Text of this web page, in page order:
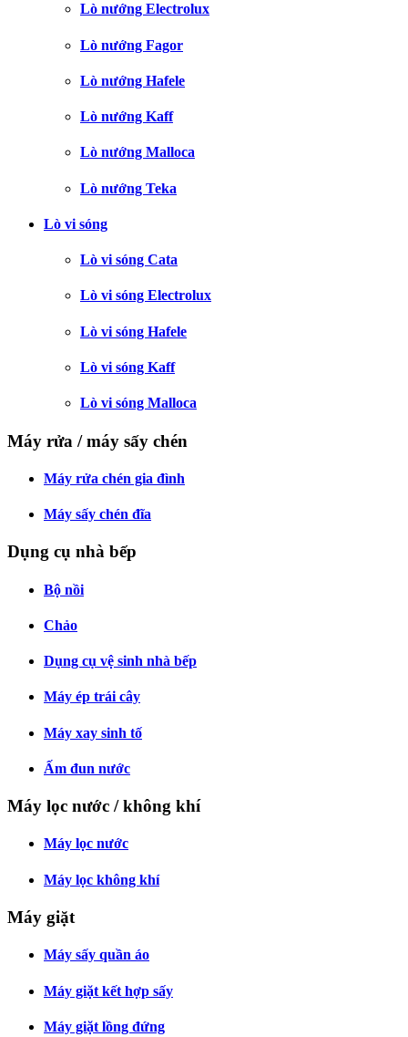
Lò nướng Electrolux
Lò nướng Fagor
Lò nướng Hafele
Lò nướng Kaff
Lò nướng Malloca
Lò nướng Teka
Lò vi sóng
Lò vi sóng Cata
Lò vi sóng Electrolux
Lò vi sóng Hafele
Lò vi sóng Kaff
Lò vi sóng Malloca
Máy rửa / máy sấy chén
Máy rửa chén gia đình
Máy sấy chén đĩa
Dụng cụ nhà bếp
Bộ nồi
Chảo
Dụng cụ vệ sinh nhà bếp
Máy ép trái cây
Máy xay sinh tố
Ấm đun nước
Máy lọc nước / không khí
Máy lọc nước
Máy lọc không khí
Máy giặt
Máy sấy quần áo
Máy giặt kết hợp sấy
Máy giặt lồng đứng